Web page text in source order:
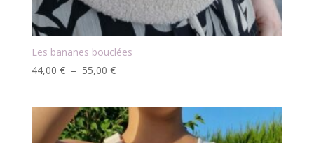
Les bananes bouclées
44,00 € – 55,00 €Plage
44,00 €
à